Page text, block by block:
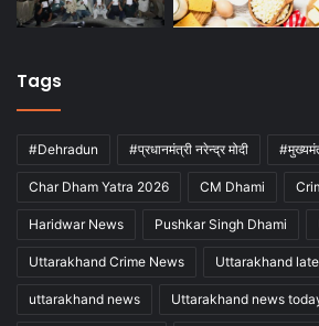
Tags
#Dehradun #प्रधानमंत्री नरेन्द्र मोदी
Char Dham Yatra 2026 CM Dhami
Haridwar News Pushkar Singh Dhami
Uttarakhand Crime News Uttarakhand
uttarakhand news Uttarakhand news